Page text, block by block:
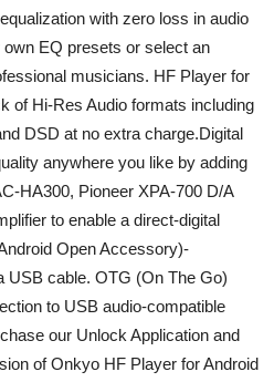
with zero loss in audio
EQ presets or select an
musicians. HF Player for
of Hi-Res Audio formats including
DSD at no extra charge.Digital
anywhere you like by adding
HA300, Pioneer XPA-700 D/A
to enable a direct-digital
Open Accessory)-
USB cable. OTG (On The Go)
to USB audio-compatible
our Unlock Application and
of Onkyo HF Player for Android